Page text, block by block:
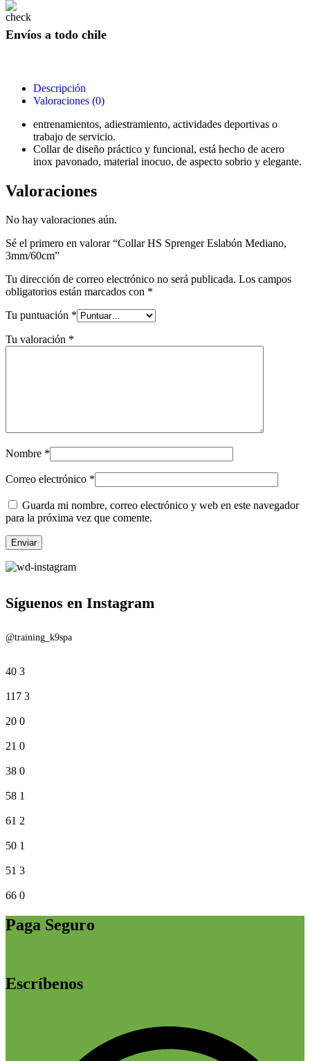
Envíos a todo chile
Descripción
Valoraciones (0)
entrenamientos, adiestramiento, actividades deportivas o
trabajo de servicio.
Collar de diseño práctico y funcional, está hecho de acero
inox pavonado, material inocuo, de aspecto sobrio y elegante.
Valoraciones
No hay valoraciones aún.
Sé el primero en valorar “Collar HS Sprenger Eslabón Mediano,
3mm/60cm”
Tu dirección de correo electrónico no será publicada. Los campos
obligatorios están marcados con *
Tu puntuación *
Tu valoración *
Nombre *
Correo electrónico *
Guarda mi nombre, correo electrónico y web en este navegador
para la próxima vez que comente.
Síguenos en Instagram
@training_k9spa
40 3
117 3
20 0
21 0
38 0
58 1
61 2
50 1
51 3
66 0
Paga Seguro
Escríbenos